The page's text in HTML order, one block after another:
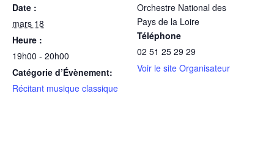
Date :
mars 18
Heure :
19h00 - 20h00
Catégorie d’Évènement:
Récitant musique classique
Orchestre National des
Pays de la Loire
Téléphone
02 51 25 29 29
Voir le site Organisateur